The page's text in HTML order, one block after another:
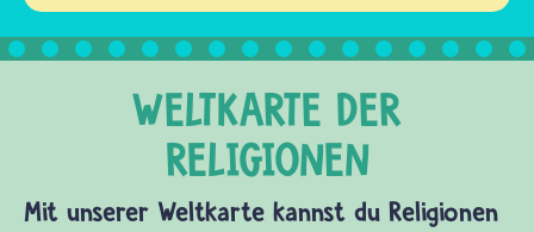
Mit unserer Weltkarte kannst du Religionen